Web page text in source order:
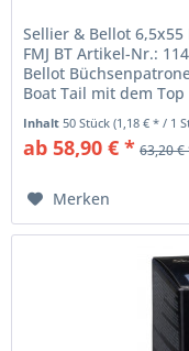
Sellier & Bellot 6,5x55
FMJ BT Artikel-Nr.:
Bellot
Boat Tail mit dem
Inhalt50 Stück(1,18 € * / 1
ab 58,90 € * 63,20
Merken